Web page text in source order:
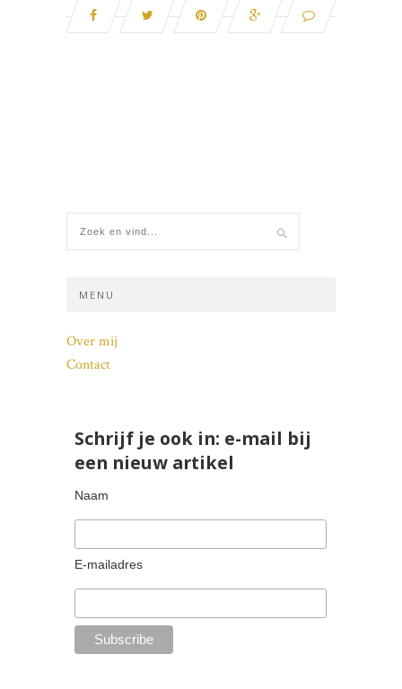
MENU
Over mij
Contact
Schrijf je ook in: e-mail bij
een nieuw artikel
Naam
E-mailadres